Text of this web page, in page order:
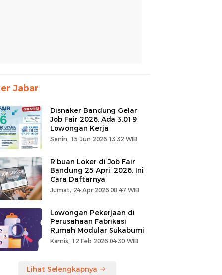
Jabar
Disnaker Bandung Gelar
Job Fair 2026, Ada 3.019
Lowongan Kerja
Senin, 15 Jun 2026 13:32 WIB
Ribuan Loker di Job Fair
Bandung 25 April 2026, Ini
Cara Daftarnya
Jumat, 24 Apr 2026 08:47 WIB
Lowongan Pekerjaan di
Perusahaan Fabrikasi
Rumah Modular Sukabumi
Kamis, 12 Feb 2026 04:30 WIB
Lihat Selengkapnya